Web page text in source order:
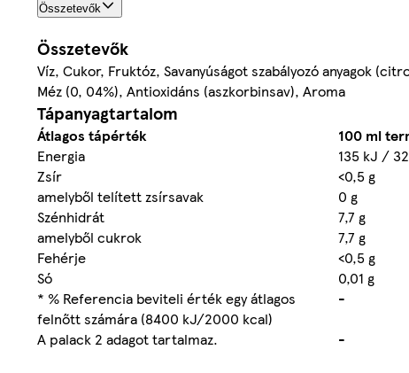
Összetevők
Összetevők
Víz, Cukor, Fruktóz, Savanyúságot szabályozó anyagok
Méz (0, 04%), Antioxidáns (aszkorbinsav), Aroma
Tápanyagtartalom
Átlagos tápérték 100 ml
Energia
135 kJ /
Zsír
<0,5 g
amelyből telített zsírsavak
0 g
Szénhidrát
7,7 g
amelyből cukrok
7,7 g
Fehérje
<0,5 g
Só
0,01 g
* % Referencia beviteli érték egy átlagos
felnőtt számára (8400 kJ/2000 kcal)
-
A palack 2 adagot tartalmaz.
-